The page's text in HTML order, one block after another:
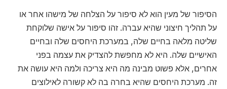
הסיפור של מעין הוא לא סיפור על הצלחה של מישהו אחר או
על תהליך חיצוני שהיא עברה. זהו סיפור על אישה שלוקחת
שליטה מלאה בחיים שלה, במערכת היחסים שלה ובחיים
האישיים שלה. היא לא מחפשת להצדיק את עצמה בפני
אחרים, אלא פשוט מבינה מה היא צריכה ולמה היא עושה את
זה. מערכת היחסים שהיא בחרה בה לא קשורה לאילוצים